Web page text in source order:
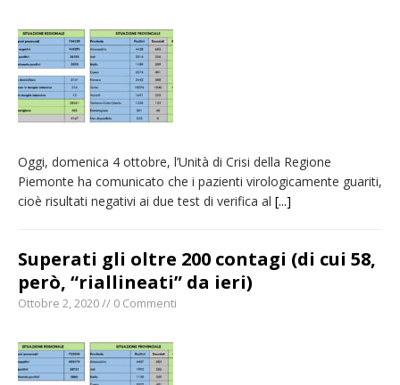
Oggi, domenica 4 ottobre, l’Unità di Crisi della Regione
Piemonte ha comunicato che i pazienti virologicamente guariti,
cioè risultati negativi ai due test di verifica al [...]
Superati gli oltre 200 contagi (di cui 58,
però, “riallineati” da ieri)
Ottobre 2, 2020 // 0 Commenti